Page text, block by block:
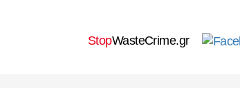
StopWasteCrime.gr